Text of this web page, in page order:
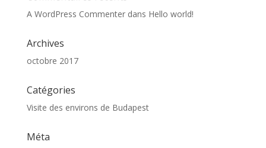
A WordPress Commenterdans Hello world!
Archives
octobre 2017
Catégories
Visite des environs de Budapest
Méta